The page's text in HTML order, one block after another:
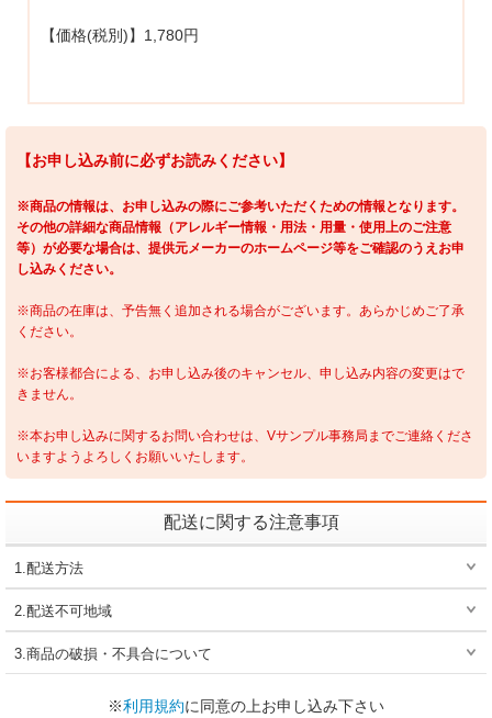
【価格(税別)】1,780円
【お申し込み前に必ずお読みください】
※商品の情報は、お申し込みの際にご参考いただくための情報となります。
その他の詳細な商品情報（アレルギー情報・用法・用量・使用上のご注意
等）が必要な場合は、提供元メーカーのホームページ等をご確認のうえお申
し込みください。
※商品の在庫は、予告無く追加される場合がございます。あらかじめご了承
ください。
※お客様都合による、お申し込み後のキャンセル、申し込み内容の変更はで
きません。
※本お申し込みに関するお問い合わせは、Vサンプル事務局までご連絡くださ
いますようよろしくお願いいたします。
配送に関する注意事項
1.配送方法
2.配送不可地域
3.商品の破損・不具合について
※利用規約に同意の上お申し込み下さい